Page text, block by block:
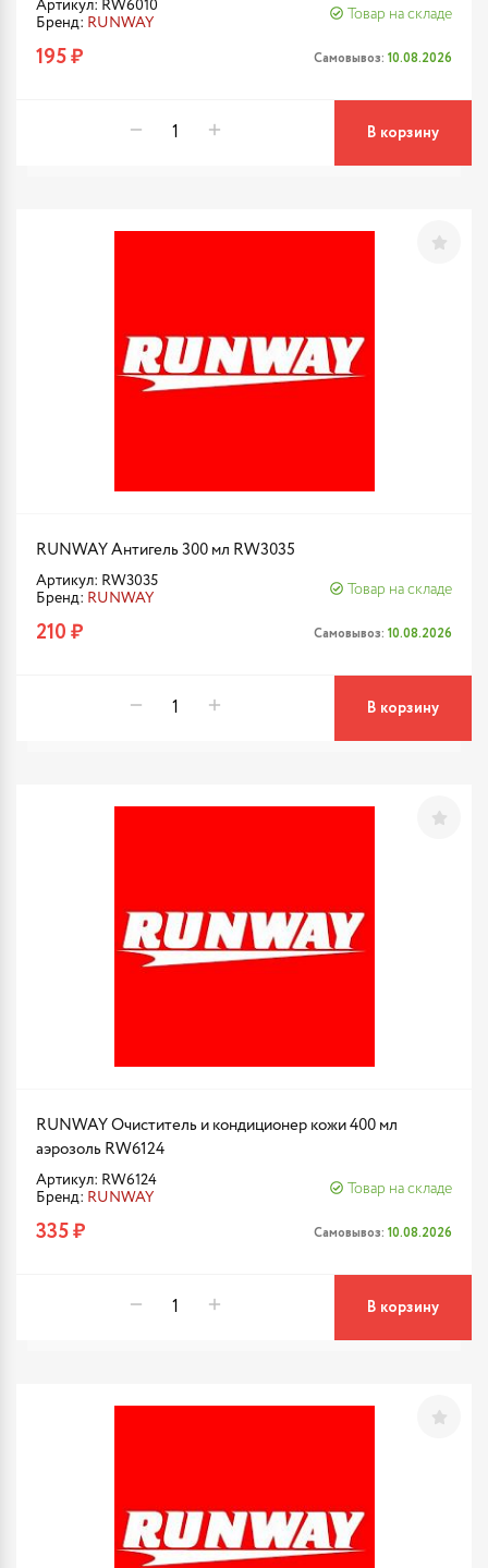
Артикул: RW6010
Бренд: RUNWAY
Товар на складе
195 ₽ Самовывоз: 10.08.2026
В корзину
RUNWAY Антигель 300 мл RW3035
Артикул: RW3035
Бренд: RUNWAY
Товар на складе
210 ₽ Самовывоз: 10.08.2026
В корзину
RUNWAY Очиститель и кондиционер кожи 400 мл
аэрозоль RW6124
Артикул: RW6124
Бренд: RUNWAY
Товар на складе
335 ₽ Самовывоз: 10.08.2026
В корзину